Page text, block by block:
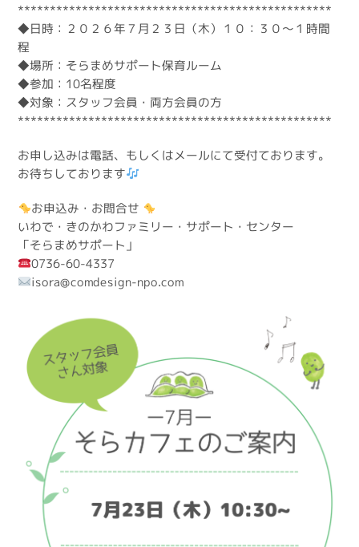
*************************************************
◆日時：２０２６年７月２３日（木）１０：３０～１時間
程
◆場所：そらまめサポート保育ルーム
◆参加：10名程度
◆対象：スタッフ会員・両方会員の方
*************************************************
お申し込みは電話、もしくはメールにて受付ております。
お待ちしております
お申込み・お問合せ
いわで・きのかわファミリー・サポート・センター
「そらまめサポート」
0736-60-4337
isora@comdesign-npo.com